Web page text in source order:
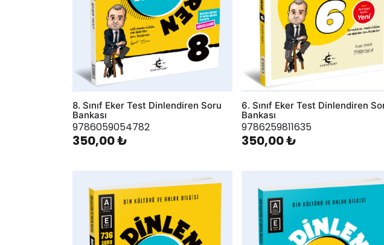
8. Sınıf Eker Test Dinlendiren Soru
Bankası
9786059054782
350,00 ₺
6. Sınıf Eker Test Dinlendiren
Bankası
9786259811635
350,00 ₺
AddToWishlist AddToWishlist